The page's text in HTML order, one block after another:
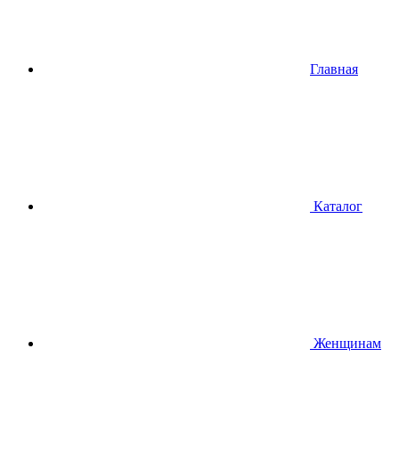
Главная
Каталог
Женщинам